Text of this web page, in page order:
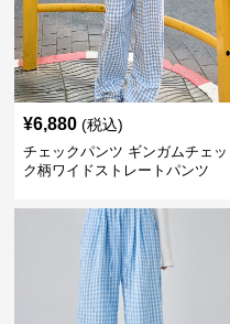
¥6,880 (税込)
チェックパンツ ギンガムチェッ
ク柄ワイドストレートパンツ